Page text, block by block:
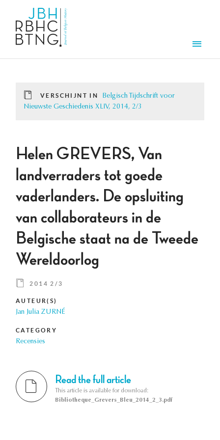
VERSCHIJNT IN
Belgisch Tijdschrift voor
Nieuwste Geschiedenis XLIV, 2014, 2/3
Helen GREVERS, Van
landverraders tot goede
vaderlanders. De opsluiting
van collaborateurs in de
Belgische staat na de Tweede
Wereldoorlog
2014 2/3
AUTEUR(S)
Jan Julia ZURNÉ
CATEGORY
Recensies
Read the full article
This article is available for download:
Bibliotheque_Grevers_Bleu_2014_2_3.pdf